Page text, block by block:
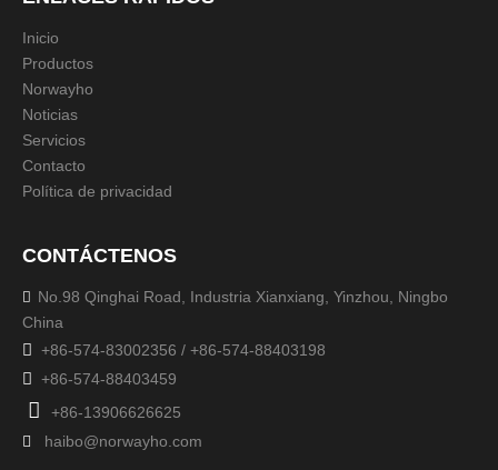
Inicio
Productos
Norwayho
Noticias
Servicios
Contacto
Política de privacidad
CONTÁCTENOS
 No.98 Qinghai Road, Industria Xianxiang, Yinzhou, Ningbo
China
 +86-574-83002356 / +86-574-88403198
 +86-574-88403459
 +86-13906626625
 haibo@norwayho.com